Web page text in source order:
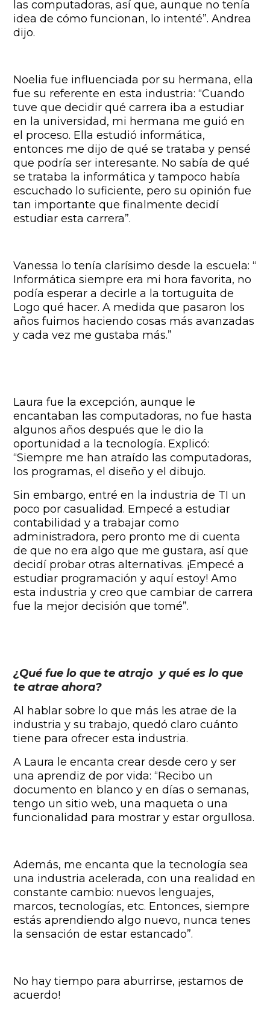
las computadoras, así que, aunque no tenía
idea de cómo funcionan, lo intenté”. Andrea
dijo.
Noelia fue influenciada por su hermana, ella
fue su referente en esta industria: “Cuando
tuve que decidir qué carrera iba a estudiar
en la universidad, mi hermana me guió en
el proceso. Ella estudió informática,
entonces me dijo de qué se trataba y pensé
que podría ser interesante. No sabía de qué
se trataba la informática y tampoco había
escuchado lo suficiente, pero su opinión fue
tan importante que finalmente decidí
estudiar esta carrera”.
Vanessa lo tenía clarísimo desde la escuela: “
Informática siempre era mi hora favorita, no
podía esperar a decirle a la tortuguita de
Logo qué hacer. A medida que pasaron los
años fuimos haciendo cosas más avanzadas
y cada vez me gustaba más.”
Laura fue la excepción, aunque le
encantaban las computadoras, no fue hasta
algunos años después que le dio la
oportunidad a la tecnología. Explicó:
“Siempre me han atraído las computadoras,
los programas, el diseño y el dibujo.
Sin embargo, entré en la industria de TI un
poco por casualidad. Empecé a estudiar
contabilidad y a trabajar como
administradora, pero pronto me di cuenta
de que no era algo que me gustara, así que
decidí probar otras alternativas. ¡Empecé a
estudiar programación y aquí estoy! Amo
esta industria y creo que cambiar de carrera
fue la mejor decisión que tomé”.
¿Qué fue lo que te atrajo y qué es lo que
te atrae ahora?
Al hablar sobre lo que más les atrae de la
industria y su trabajo, quedó claro cuánto
tiene para ofrecer esta industria.
A Laura le encanta crear desde cero y ser
una aprendiz de por vida: “Recibo un
documento en blanco y en días o semanas,
tengo un sitio web, una maqueta o una
funcionalidad para mostrar y estar orgullosa.
Además, me encanta que la tecnología sea
una industria acelerada, con una realidad en
constante cambio: nuevos lenguajes,
marcos, tecnologías, etc. Entonces, siempre
estás aprendiendo algo nuevo, nunca tenes
la sensación de estar estancado”.
No hay tiempo para aburrirse, ¡estamos de
acuerdo!